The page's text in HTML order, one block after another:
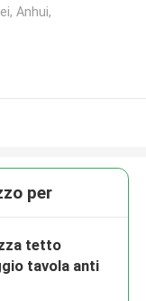
Anhui,
per
tetto
tavola anti